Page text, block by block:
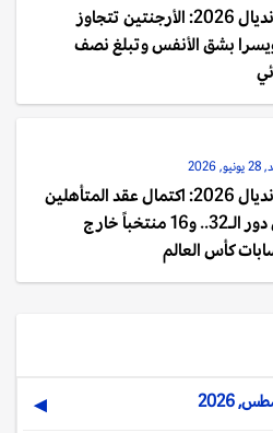
مونديال 2026: الأرجنتين تتجاوز
بشق الأنفس وتبلغ نصف
2026
مونديال 2026: اكتمال عقد المتأهلين
إلى دور الـ32.. و16 منتخباً خارج
كأس العالم
2026
▶